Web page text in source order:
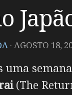
· AGOSTO 18,
uma
(The